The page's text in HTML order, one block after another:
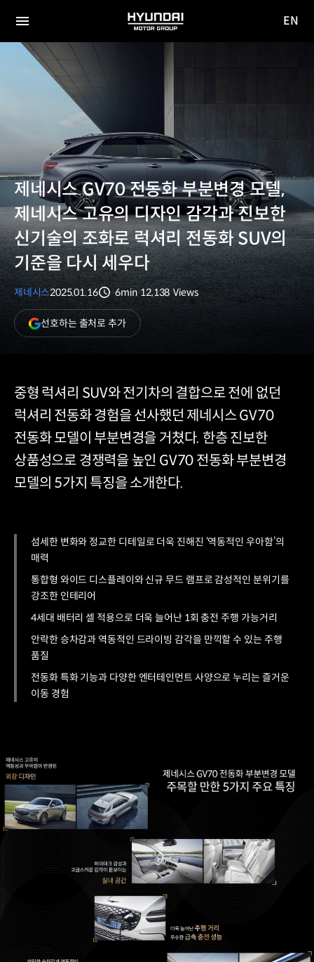
전체
메뉴
HYUNDAI
MOTOR
EN
제네시스 GV70 전동화 부분변경 모델,
제네시스 고유의 디자인 감각과 진보한
신기술의 조화로 럭셔리 전동화 SUV의
기준을 다시 세우다
제네시스2025.01.16
분량
6min
조회수
12,138 Views
선호하는 출처로 추가(새
창
중형 럭셔리 SUV와 전기차의 결합으로 전에 없던
럭셔리 전동화 경험을 선사했던 제네시스 GV70
전동화 모델이 부분변경을 거쳤다. 한층 진보한
상품성으로 경쟁력을 높인 GV70 전동화 부분변경
모델의 5가지 특징을 소개한다.
섬세한 변화와 정교한 디테일로 더욱 진해진 ‘역동적인 우아함’의
매력
통합형 와이드 디스플레이와 신규 무드 램프로 감성적인 분위기를
강조한 인테리어
4세대 배터리 셀 적용으로 더욱 늘어난 1회 충전 주행 가능거리
안락한 승차감과 역동적인 드라이빙 감각을 만끽할 수 있는 주행
품질
전동화 특화 기능과 다양한 엔터테인먼트 사양으로 누리는 즐거운
이동 경험